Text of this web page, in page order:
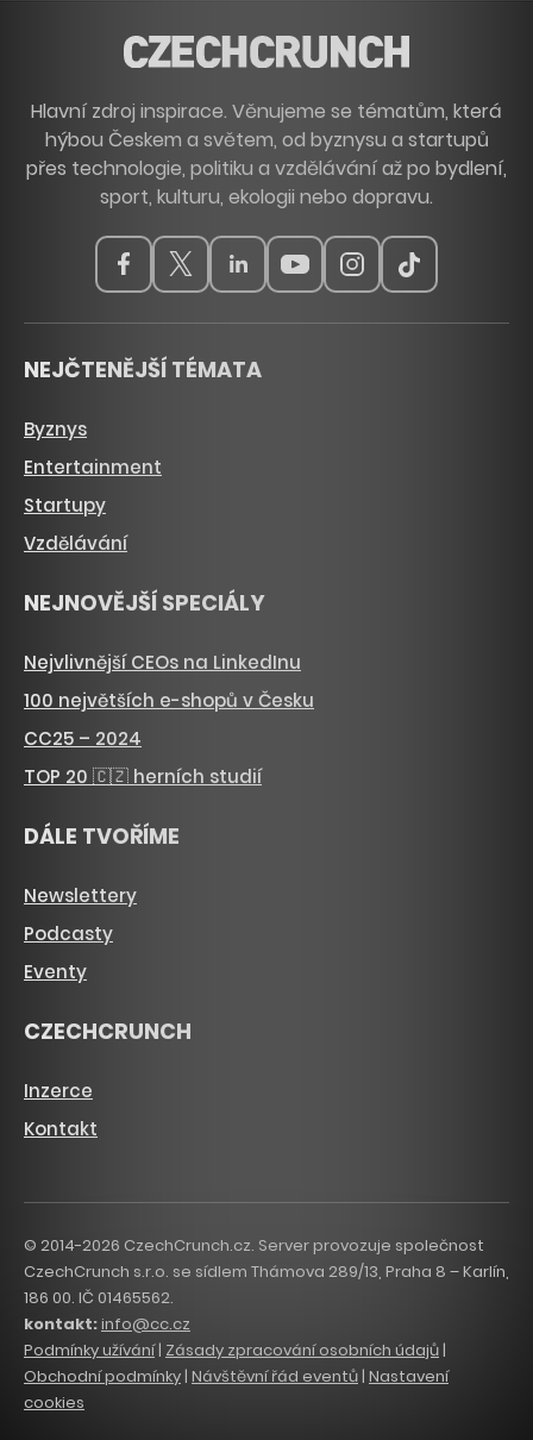
Hlavní zdroj inspirace. Věnujeme se tématům, která
hýbou Českem a světem, od byznysu a startupů
přes technologie, politiku a vzdělávání až po bydlení,
sport, kulturu, ekologii nebo dopravu.
NEJČTENĚJŠÍ TÉMATA
Byznys
Entertainment
Startupy
Vzdělávání
NEJNOVĚJŠÍ SPECIÁLY
Nejvlivnější CEOs na LinkedInu
100 největších e-shopů v Česku
CC25 – 2024
TOP 20 🇨🇿 herních studií
DÁLE TVOŘÍME
Newslettery
Podcasty
Eventy
CZECHCRUNCH
Inzerce
Kontakt
© 2014-2026 CzechCrunch.cz. Server provozuje společnost
CzechCrunch s.r.o. se sídlem Thámova 289/13, Praha 8 – Karlín,
186 00. IČ 01465562.
kontakt:info@cc.cz
Podmínky užívání| Zásady zpracování osobních údajů |
Obchodní podmínky | Návštěvní řád eventů | Nastavení
cookies